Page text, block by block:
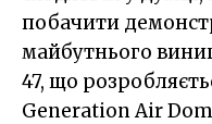
побачити
майбутнього
47, що
Generation Air